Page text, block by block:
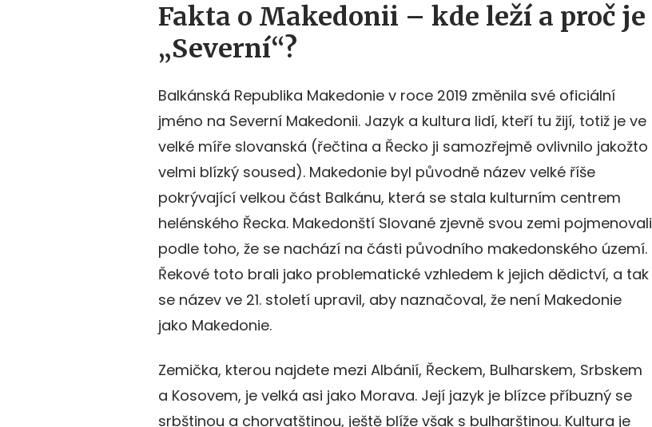
Fakta o Makedonii – kde leží a proč je
„Severní“?
Balkánská Republika Makedonie v roce 2019 změnila své oficiální
jméno na Severní Makedonii. Jazyk a kultura lidí, kteří tu žijí, totiž je ve
velké míře slovanská (řečtina a Řecko ji samozřejmě ovlivnilo jakožto
velmi blízký soused). Makedonie byl původně název velké říše
pokrývající velkou část Balkánu, která se stala kulturním centrem
helénského Řecka. Makedonští Slované zjevně svou zemi pojmenovali
podle toho, že se nachází na části původního makedonského území.
Řekové toto brali jako problematické vzhledem k jejich dědictví, a tak
se název ve 21. století upravil, aby naznačoval, že není Makedonie
jako Makedonie.
Zemička, kterou najdete mezi Albánií, Řeckem, Bulharskem, Srbskem
a Kosovem, je velká asi jako Morava. Její jazyk je blízce příbuzný se
srbštinou a chorvatštinou, ještě blíže však s bulharštinou. Kultura je